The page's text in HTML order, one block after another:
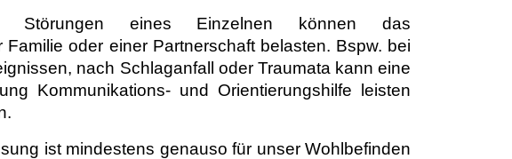
Störungen eines Einzelnen können das
oder einer Partnerschaft belasten. Bspw. bei
nach Schlaganfall oder Traumata kann eine
Kommunikations- und Orientierungshilfe leisten
ist mindestens genauso für unser Wohlbefinden